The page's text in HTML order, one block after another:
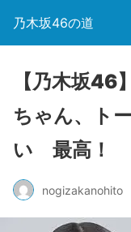
乃木坂46の道
【乃木坂46
ちゃん、ト
い 最高！
nogizakanohito